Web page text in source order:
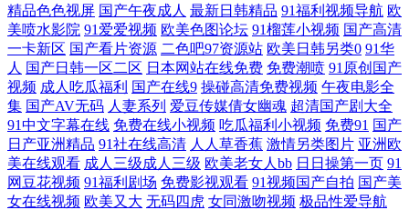
码视频免费播放 色站欧美日韩 亚洲最大成人久久 91每日大赛 91视频入口
竹菊 97勉费 国产久草资源站 久草国产视频在线一起 欧美爱爱网在线看 日
韩精品极品 91豆视频 91视频在线豆花 wwwmismik 国产精品无吗 玖玖大
香蕉老司机 日韩福利导航官网 午夜免费试看视频P 91seav 91玖玖资源 91
网址免费观看 www馃ぉw91 91福利微拍 成人深夜福利18 久久艹这里只有
精品色色视屏 国产午夜成人 最新日韩精品 91福利视频导航 欧
美喷水影院 91爱爱视频 欧美色图论坛 91榴莲小视频 国产高清
一卡新区 国产看片资源 二色吧97资源站 欧美日韩另类0 91华
人 国产日韩一区二区 日本网站在线免费 免费潮喷 91原创国产
视频 成人吃瓜福利 国产在线9 操碰高清免费视频 午夜电影全
集 国产AV无码 人妻系列 爱豆传媒倩女幽魂 超清国产剧大全
91中文字幕在线 免费在线小视频 吃瓜福利小视频 免费91 国产
日产亚洲精品 91社在线高清 人人草香蕉 激情另类图片 亚洲欧
美在线观看 成人三级成人三级 欧美老女人bb 日日操第一页 91
网豆花视频 91福利剧场 免费影视观看 91视频国产自拍 国产美
女在线视频 欧美又大 无码四虎 女同激吻视频 极品性爱导航